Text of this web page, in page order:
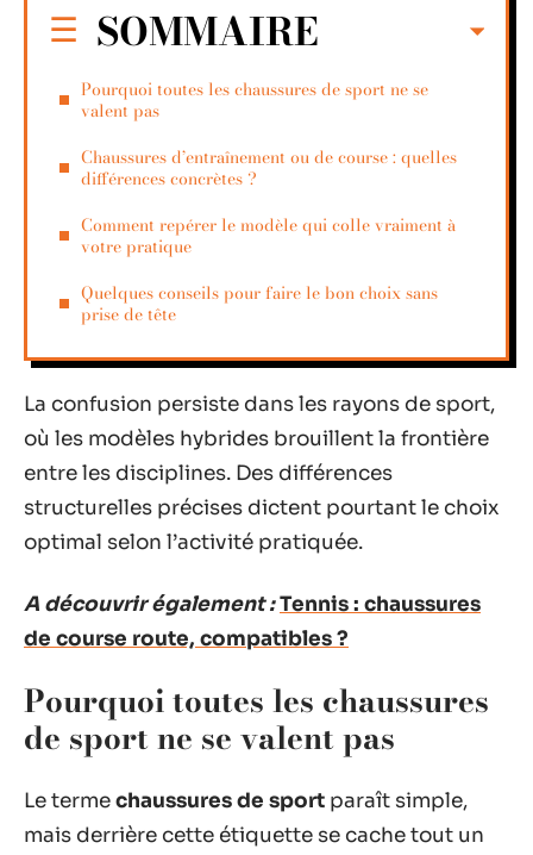
SOMMAIRE
Pourquoi toutes les chaussures de sport ne se
valent pas
Chaussures d’entraînement ou de course : quelles
différences concrètes ?
Comment repérer le modèle qui colle vraiment à
votre pratique
Quelques conseils pour faire le bon choix sans
prise de tête
La confusion persiste dans les rayons de sport,
où les modèles hybrides brouillent la frontière
entre les disciplines. Des différences
structurelles précises dictent pourtant le choix
optimal selon l’activité pratiquée.
A découvrir également :Tennis : chaussures
de course route, compatibles ?
Pourquoi toutes les chaussures
de sport ne se valent pas
Le termechaussures de sport paraît simple,
mais derrière cette étiquette se cache tout un